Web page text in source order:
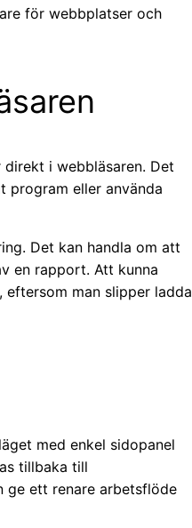
för webbplatser och
i webbläsaren. Det
program eller använda
Det kan handla om att
en rapport. Att kunna
man slipper ladda
med enkel sidopanel
tillbaka till
ge ett renare arbetsflöde